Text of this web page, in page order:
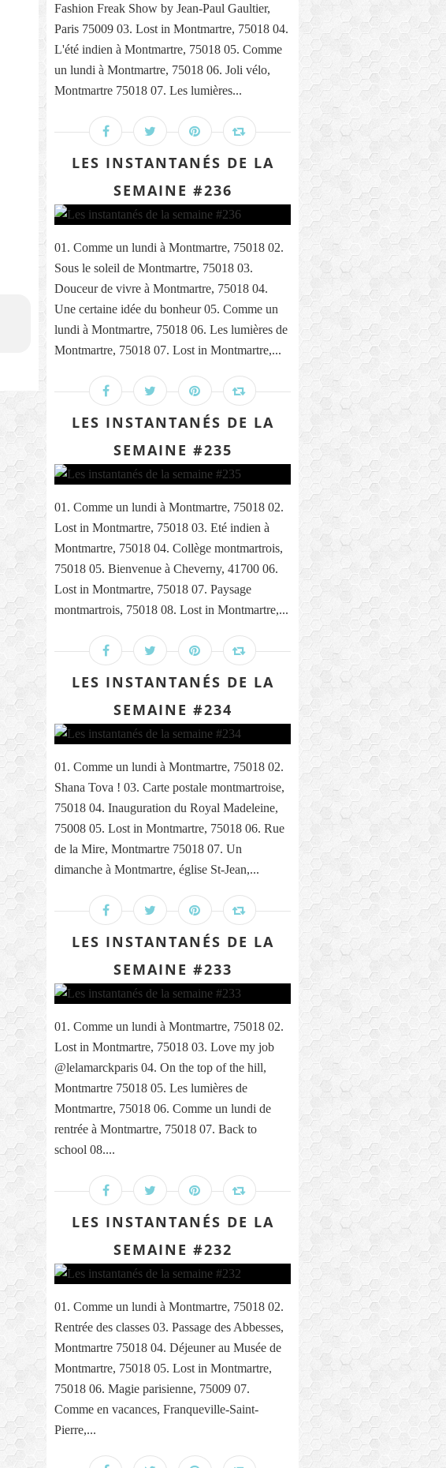
Fashion Freak Show by Jean-Paul Gaultier,
Paris 75009 03. Lost in Montmartre, 75018 04.
L'été indien à Montmartre, 75018 05. Comme
un lundi à Montmartre, 75018 06. Joli vélo,
Montmartre 75018 07. Les lumières...
LES INSTANTANÉS DE LA
SEMAINE #236
01. Comme un lundi à Montmartre, 75018 02.
Sous le soleil de Montmartre, 75018 03.
Douceur de vivre à Montmartre, 75018 04.
Une certaine idée du bonheur 05. Comme un
lundi à Montmartre, 75018 06. Les lumières de
Montmartre, 75018 07. Lost in Montmartre,...
LES INSTANTANÉS DE LA
SEMAINE #235
01. Comme un lundi à Montmartre, 75018 02.
Lost in Montmartre, 75018 03. Eté indien à
Montmartre, 75018 04. Collège montmartrois,
75018 05. Bienvenue à Cheverny, 41700 06.
Lost in Montmartre, 75018 07. Paysage
montmartrois, 75018 08. Lost in Montmartre,...
LES INSTANTANÉS DE LA
SEMAINE #234
01. Comme un lundi à Montmartre, 75018 02.
Shana Tova ! 03. Carte postale montmartroise,
75018 04. Inauguration du Royal Madeleine,
75008 05. Lost in Montmartre, 75018 06. Rue
de la Mire, Montmartre 75018 07. Un
dimanche à Montmartre, église St-Jean,...
LES INSTANTANÉS DE LA
SEMAINE #233
01. Comme un lundi à Montmartre, 75018 02.
Lost in Montmartre, 75018 03. Love my job
@lelamarckparis 04. On the top of the hill,
Montmartre 75018 05. Les lumières de
Montmartre, 75018 06. Comme un lundi de
rentrée à Montmartre, 75018 07. Back to
school 08....
LES INSTANTANÉS DE LA
SEMAINE #232
01. Comme un lundi à Montmartre, 75018 02.
Rentrée des classes 03. Passage des Abbesses,
Montmartre 75018 04. Déjeuner au Musée de
Montmartre, 75018 05. Lost in Montmartre,
75018 06. Magie parisienne, 75009 07.
Comme en vacances, Franqueville-Saint-
Pierre,...